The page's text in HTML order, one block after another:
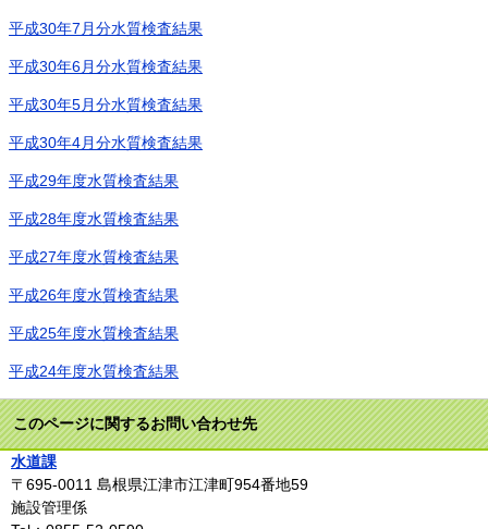
平成30年7月分水質検査結果
平成30年6月分水質検査結果
平成30年5月分水質検査結果
平成30年4月分水質検査結果
平成29年度水質検査結果
平成28年度水質検査結果
平成27年度水質検査結果
平成26年度水質検査結果
平成25年度水質検査結果
平成24年度水質検査結果
このページに関するお問い合わせ先
水道課
〒695-0011 島根県江津市江津町954番地59
施設管理係